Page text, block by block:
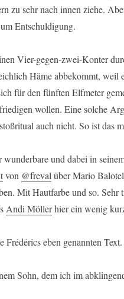
zu sehr nach innen ziehe.
Entschuldigung.
Vier-gegen-zwei-Konter
Häme abbekommt, weil
für den fünften Elfmeter
wollen. Eine solche
auch nicht. So ist das
wunderbare und dabei in
von @frevalüber Mario
Mit Hautfarbe und so. Sehr
Andi Möllerhier ein wenig
eben genannten Text.
Sohn, dem ich im